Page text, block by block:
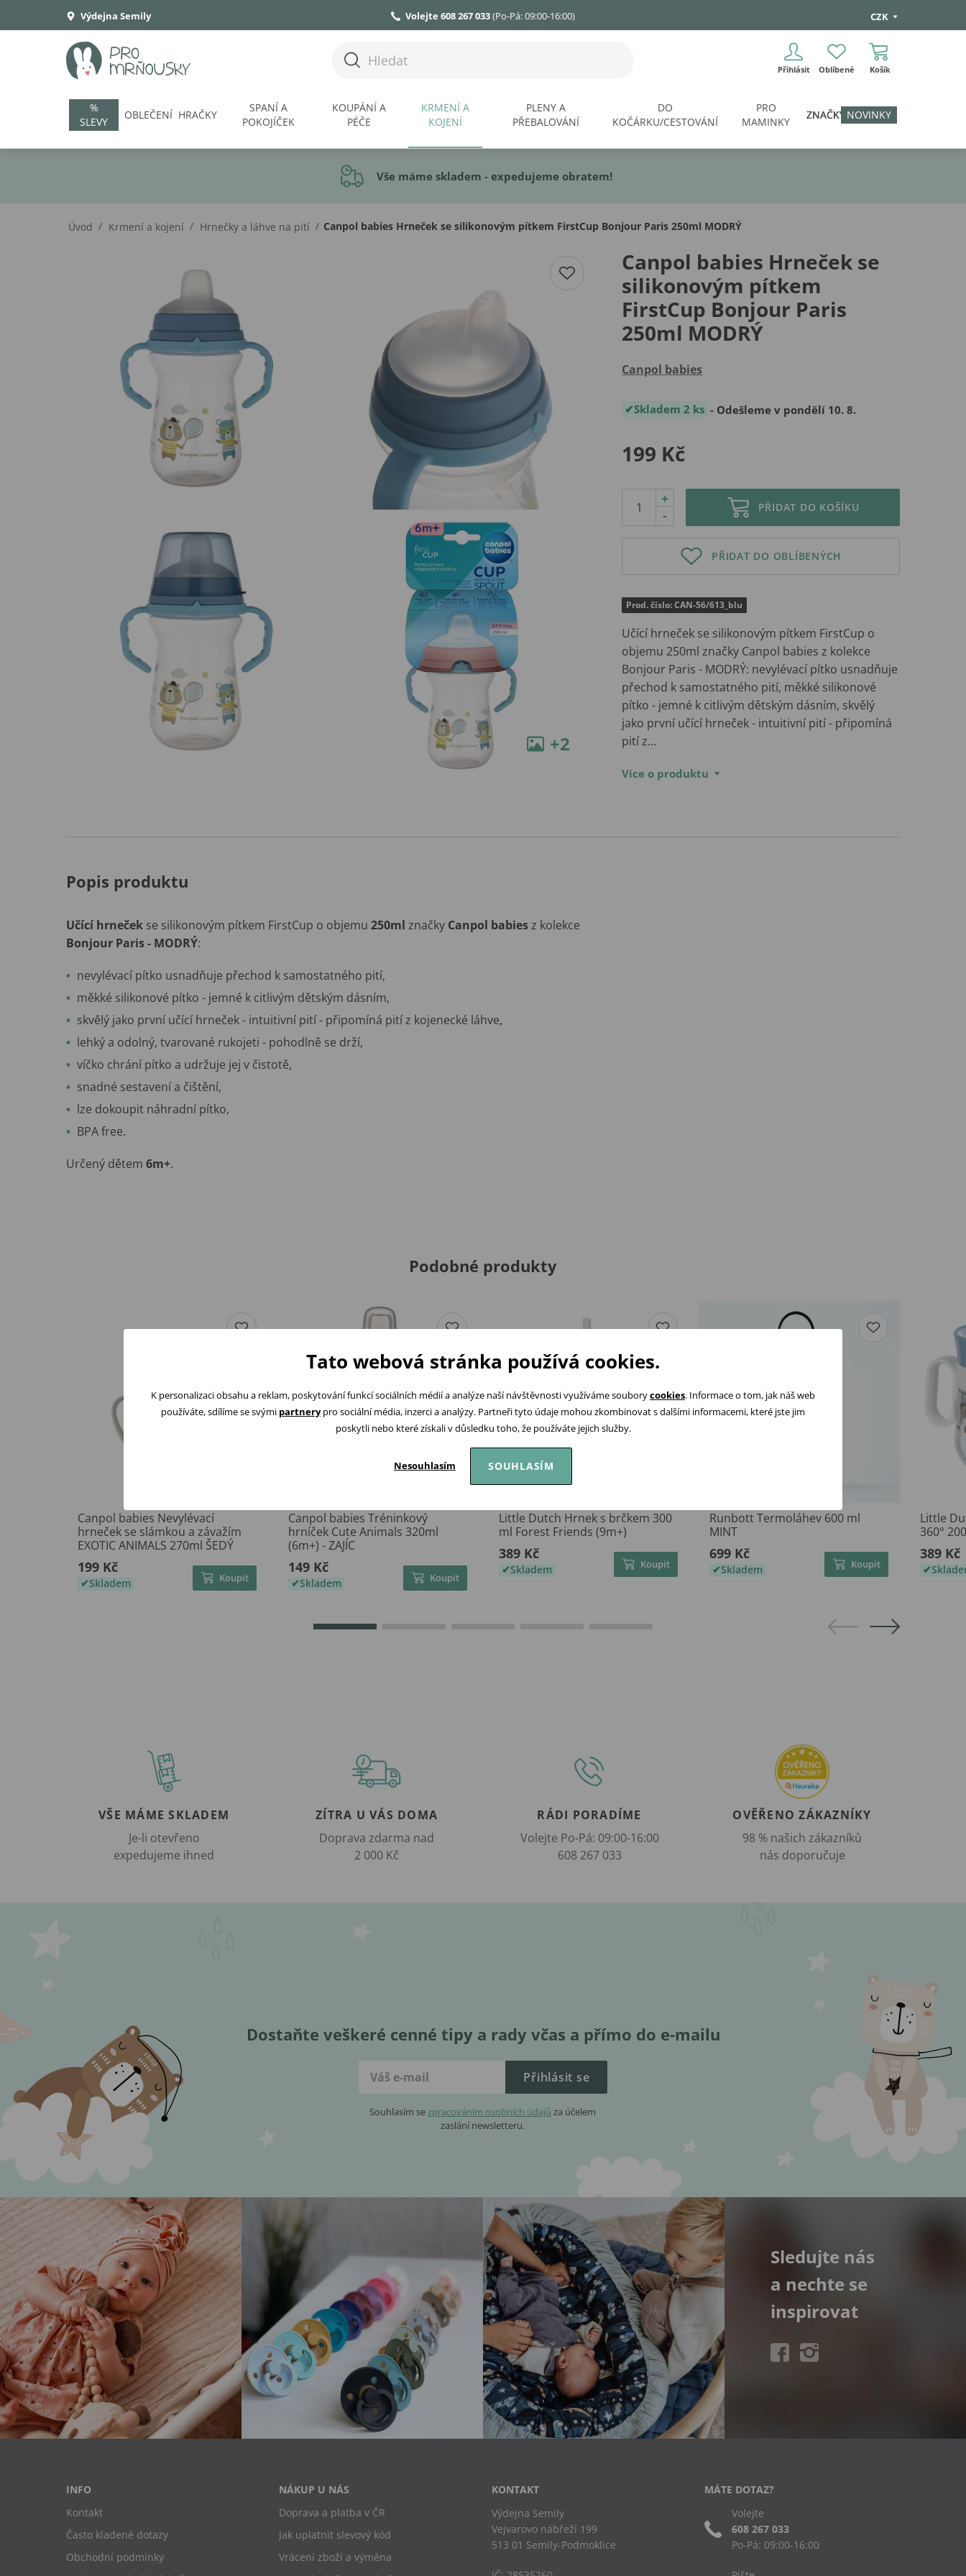
Výdejna Semily Volejte 608 267 033(Po-Pá: 09:00-16:00) CZK
Přihlásit Oblíbené Košík
%
SLEVY
OBLEČENÍ HRAČKY
SPANÍ A
POKOJÍČEK
KOUPÁNÍ A
PÉČE
KRMENÍ A
KOJENÍ
PLENY A
PŘEBALOVÁNÍ
DO
KOČÁRKU/CESTOVÁNÍ
PRO
MAMINKY
ZNAČKY NOVINKY
Vše máme skladem - expedujeme obratem!
Úvod / Krmení a kojení / Hrnečky a láhve na pití / Canpol babies Hrneček se silikonovým pítkem FirstCup Bonjour Paris 250ml MODRÝ
Canpol babies Hrneček se
silikonovým pítkem
FirstCup Bonjour Paris
250ml MODRÝ
Canpol babies
Skladem 2 ks - Odešleme v pondělí 10. 8.
199 Kč
-
+
PŘIDAT DO KOŠÍKU
PŘIDAT DO OBLÍBENÝCH
Prod. číslo: CAN-56/613_blu
Učící hrneček se silikonovým pítkem FirstCup o
objemu 250ml značky Canpol babies z kolekce
Bonjour Paris - MODRÝ: nevylévací pítko usnadňuje
přechod k samostatného pití, měkké silikonové
pítko - jemné k citlivým dětským dásním, skvělý
jako první učící hrneček - intuitivní pití - připomíná
pití z…
Více o produktu
+2
Popis produktu
Učící hrneček se silikonovým pítkem FirstCup o objemu 250ml značky Canpol babiesz kolekce
Bonjour Paris - MODRÝ:
nevylévací pítko usnadňuje přechod k samostatného pití,
měkké silikonové pítko - jemné k citlivým dětským dásním,
skvělý jako první učící hrneček - intuitivní pití - připomíná pití z kojenecké láhve,
lehký a odolný, tvarované rukojeti - pohodlně se drží,
víčko chrání pítko a udržuje jej v čistotě,
snadné sestavení a čištění,
lze dokoupit náhradní pítko,
BPA free.
Určený dětem 6m+.
Podobné produkty
Canpol babies Nevylévací
hrneček se slámkou a závažím
EXOTIC ANIMALS 270ml ŠEDÝ
199 Kč
Skladem Koupit
Canpol babies Tréninkový
hrníček Cute Animals 320ml
(6m+) - ZAJÍC
149 Kč
Skladem Koupit
Little Dutch Hrnek s brčkem 300
ml Forest Friends (9m+)
389 Kč
Skladem Koupit
Runbott Termoláhev 600 ml
MINT
699 Kč
Skladem Koupit
Little
360°
389 Kč
VŠE MÁME SKLADEM
Je-li otevřeno
expedujeme ihned
ZÍTRA U VÁS DOMA
Doprava zdarma nad
2 000 Kč
RÁDI PORADÍME
Volejte Po-Pá: 09:00-16:00
608 267 033
OVĚŘENO ZÁKAZNÍKY
98 % našich zákazníků
nás doporučuje
Dostaňte veškeré cenné tipy a rady včas a přímo do e-mailu
Přihlásit se
Souhlasím sezpracováním osobních údajů za účelem
zaslání newsletteru.
Sledujte nás
a nechte se
inspirovat
INFO
Kontakt
Často kladené dotazy
Obchodní podmínky
NÁKUP U NÁS
Doprava a platba v ČR
Jak uplatnit slevový kód
Vrácení zboží a výměna
KONTAKT
Výdejna Semily
Vejvarovo nábřeží 199
513 01 Semily-Podmoklice
MÁTE DOTAZ?
Volejte
608 267 033
Po-Pá: 09:00-16:00
Tato webová stránka používá cookies.
K personalizaci obsahu a reklam, poskytování funkcí sociálních médií a analýze naší návštěvnosti využíváme souborycookies. Informace o tom, jak náš web
používáte, sdílíme se svými partnerypro sociální média, inzerci a analýzy. Partneři tyto údaje mohou zkombinovat s dalšími informacemi, které jste jim
poskytli nebo které získali v důsledku toho, že používáte jejich služby.
Nesouhlasím SOUHLASÍM